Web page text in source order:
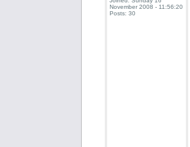
November 2008 - 11:56:20
Posts: 30